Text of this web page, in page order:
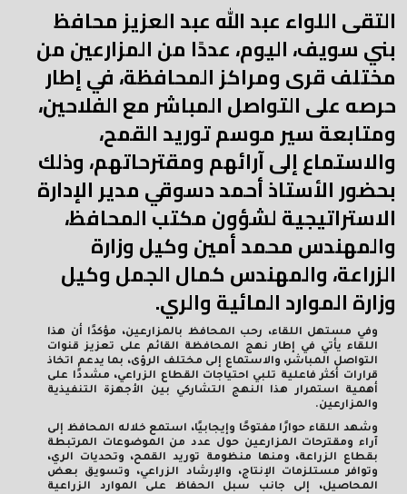
التقى اللواء عبد الله عبد العزيز محافظ
بني سويف، اليوم، عددًا من المزارعين من
مختلف قرى ومراكز المحافظة، في إطار
حرصه على التواصل المباشر مع الفلاحين،
ومتابعة سير موسم توريد القمح،
والاستماع إلى آرائهم ومقترحاتهم، وذلك
بحضور الأستاذ أحمد دسوقي مدير الإدارة
الاستراتيجية لشؤون مكتب المحافظ،
والمهندس محمد أمين وكيل وزارة
الزراعة، والمهندس كمال الجمل وكيل
وزارة الموارد المائية والري.
وفي مستهل اللقاء، رحب المحافظ بالمزارعين، مؤكدًا أن هذا
اللقاء يأتي في إطار نهج المحافظة القائم على تعزيز قنوات
التواصل المباشر، والاستماع إلى مختلف الرؤى، بما يدعم اتخاذ
قرارات أكثر فاعلية تلبي احتياجات القطاع الزراعي، مشددًا على
أهمية استمرار هذا النهج التشاركي بين الأجهزة التنفيذية
والمزارعين.
وشهد اللقاء حوارًا مفتوحًا وإيجابيًا، استمع خلاله المحافظ إلى
آراء ومقترحات المزارعين حول عدد من الموضوعات المرتبطة
بقطاع الزراعة، ومنها منظومة توريد القمح، وتحديات الري،
وتوافر مستلزمات الإنتاج، والإرشاد الزراعي، وتسويق بعض
المحاصيل، إلى جانب سبل الحفاظ على الموارد الزراعية